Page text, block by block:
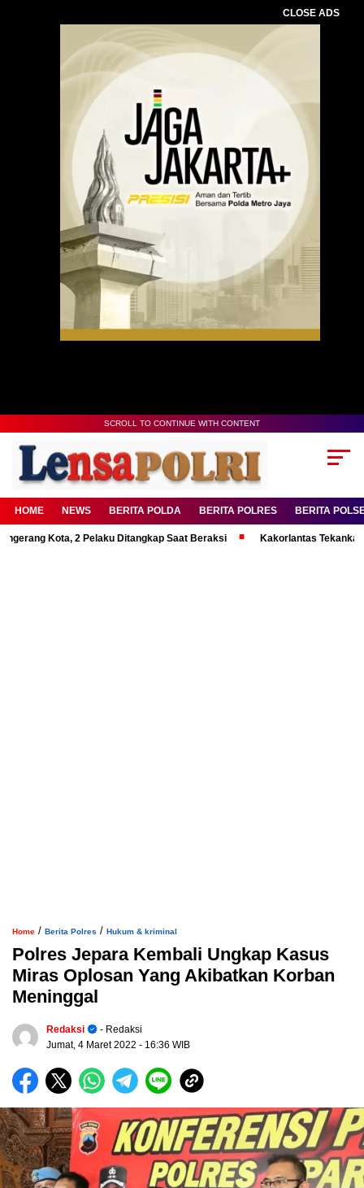
CLOSE ADS
SCROLL TO CONTINUE WITH CONTENT
HOME NEWS BERITA POLDA BERITA POLRES BERITA
2 Pelaku Ditangkap Saat Beraksi Kakorlantas Tekankan Mental
Home / Berita Polres / Hukum & kriminal
Polres Jepara Kembali Ungkap Kasus
Miras Oplosan Yang Akibatkan Korban
Meninggal
Redaksi
- Redaksi
Jumat, 4 Maret 2022 - 16:36 WIB